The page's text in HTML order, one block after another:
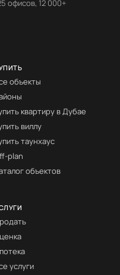
офисов, 12 000+
объекты
квартиру в Дубае
виллу
таунхаус
plan
объектов
услуги